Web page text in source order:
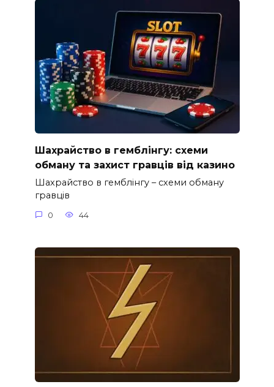
Шахрайство в гемблінгу: схеми
обману та захист гравців від казино
Шахрайство в гемблінгу – схеми обману
гравців
0 44